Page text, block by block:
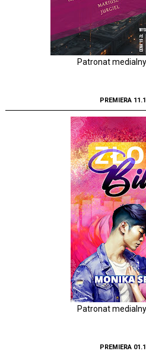
Patronat
PREMIERA
Patronat
PREMIERA